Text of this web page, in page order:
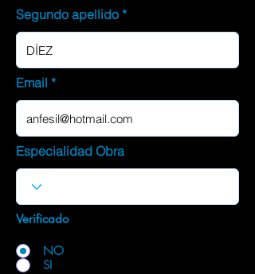
Segundo apellido
Email
Especialidad Obra
Verificado
NO
SI